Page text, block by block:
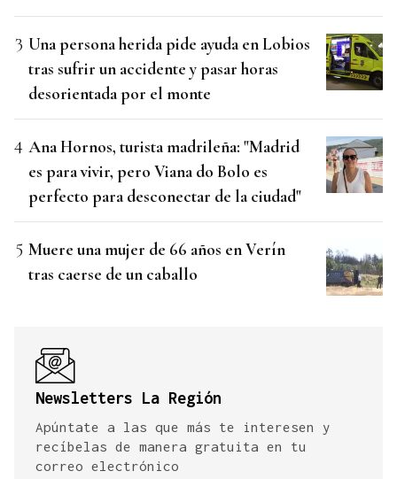
Una persona herida pide ayuda en Lobios
tras sufrir un accidente y pasar horas
desorientada por el monte
Ana Hornos, turista madrileña: "Madrid
es para vivir, pero Viana do Bolo es
perfecto para desconectar de la ciudad"
Muere una mujer de 66 años en Verín
tras caerse de un caballo
Newsletters La Región
Apúntate a las que más te interesen y
recíbelas de manera gratuita en tu
correo electrónico